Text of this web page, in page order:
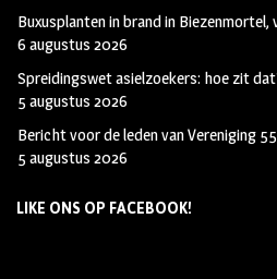
Buxusplanten in brand in
6 augustus 2026
Spreidingswet asielzoekers: hoe zit
5 augustus 2026
Bericht voor de leden van Vereniging
5 augustus 2026
LIKE ONS OP FACEBOOK!